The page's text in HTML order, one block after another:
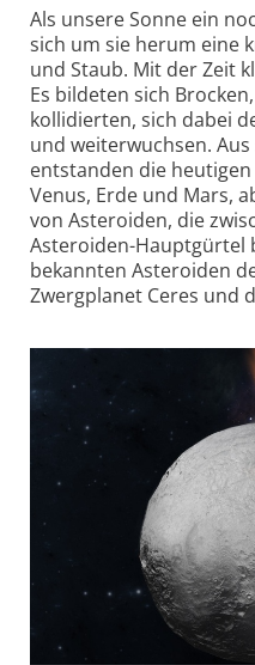
Als unsere Sonne ein
sich um sie herum eine
und Staub. Mit der Zeit
Es bildeten sich
kollidierten, sich dabei
und weiter­wuchsen.
entstanden die
Venus, Erde und Mars,
von Asteroiden, die
Asteroiden-Haupt­gürtel
bekannten Asteroiden
Zwergplanet Ceres und